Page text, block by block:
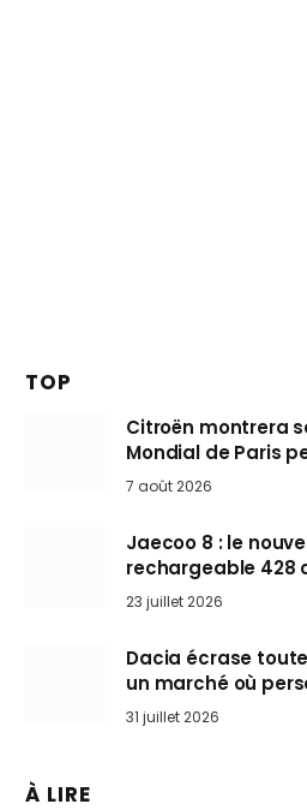
TOP
Citroën montrera
Mondial de Paris
Mini désertent le
7 août 2026
Jaecoo 8 : le
rechargeable 428
arrive en Europe
23 juillet 2026
Dacia écrase
un marché où
31 juillet 2026
À LIRE